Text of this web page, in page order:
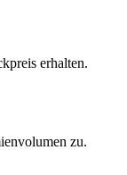
erhalten.
zu.